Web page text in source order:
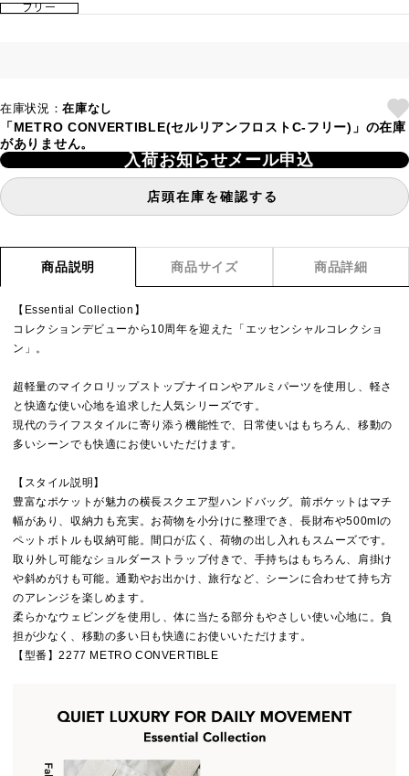
フリー
在庫状況：在庫なし
「METRO CONVERTIBLE(セルリアンフロストC-フリー)」の在庫
がありません。
入荷お知らせメール申込
店頭在庫を確認する
商品説明 商品サイズ 商品詳細
【Essential Collection】
コレクションデビューから10周年を迎えた「エッセンシャルコレクショ
ン」。
超軽量のマイクロリップストップナイロンやアルミパーツを使用し、軽さ
と快適な使い心地を追求した人気シリーズです。
現代のライフスタイルに寄り添う機能性で、日常使いはもちろん、移動の
多いシーンでも快適にお使いいただけます。
【スタイル説明】
豊富なポケットが魅力の横長スクエア型ハンドバッグ。前ポケットはマチ
幅があり、収納力も充実。お荷物を小分けに整理でき、長財布や500mlの
ペットボトルも収納可能。間口が広く、荷物の出し入れもスムーズです。
取り外し可能なショルダーストラップ付きで、手持ちはもちろん、肩掛け
や斜めがけも可能。通勤やお出かけ、旅行など、シーンに合わせて持ち方
のアレンジを楽しめます。
柔らかなウェビングを使用し、体に当たる部分もやさしい使い心地に。負
担が少なく、移動の多い日も快適にお使いいただけます。
【型番】2277 METRO CONVERTIBLE